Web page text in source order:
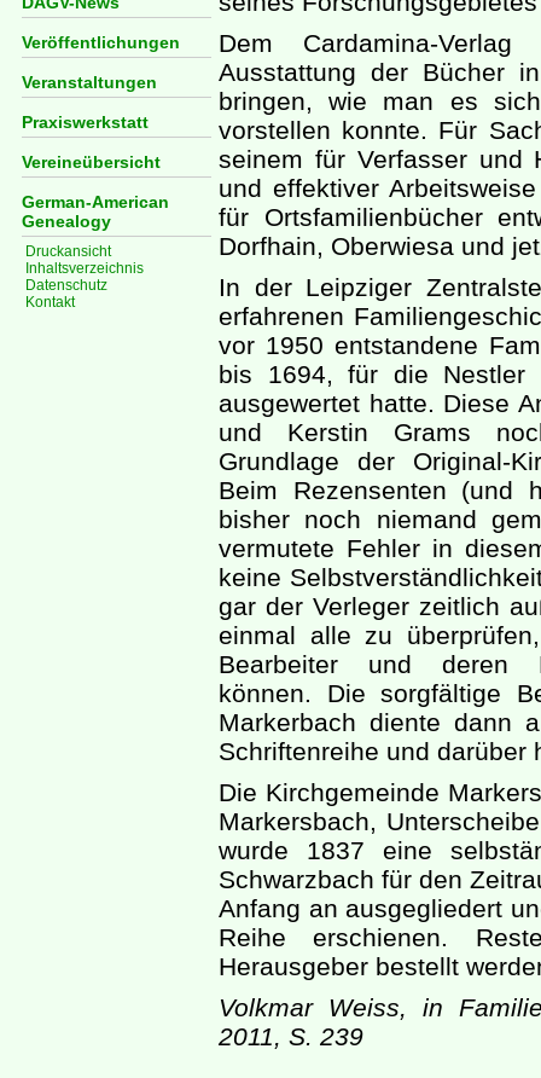
Veröffentlichungen
Veranstaltungen
Praxiswerkstatt
Vereineübersicht
German-American
Genealogy
Druckansicht
Inhaltsverzeichnis
Datenschutz
Kontakt
Dem Cardamina-
Ausstattung der Bücher
bringen, wie man es
vorstellen konnte. Für
seinem für Verfasser und
und effektiver
für Ortsfamilienbücher
Dorfhain, Oberwiesa und
In der Leipziger
erfahrenen
vor 1950 entstandene
bis 1694, für die Nestler
ausgewertet hatte. Diese
und Kerstin Grams
Grundlage der Original-
Beim Rezensenten (und
bisher noch niemand
vermutete Fehler in
keine
gar der Verleger zeitlich
einmal alle zu
Bearbeiter und deren
können. Die sorgfältige
Markerbach diente dann
Schriftenreihe und darüber
Die Kirchgemeinde
Markersbach,
wurde 1837 eine
Schwarzbach für den
Anfang an ausgegliedert
Reihe erschienen.
Herausgeber bestellt
Volkmar Weiss, in
2011, S. 239